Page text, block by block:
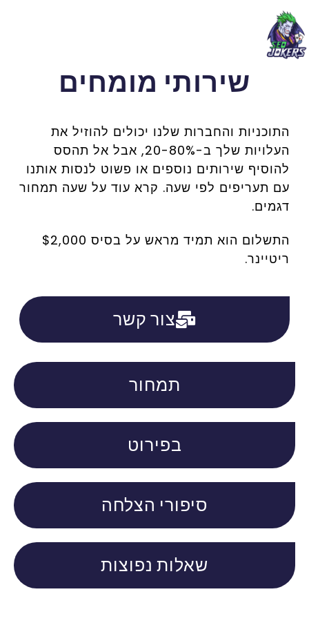
שירותי מומחים
התוכניות והחברות שלנו יכולים להוזיל את
העלויות שלך ב-20-80%, אבל אל תהסס
להוסיף שירותים נוספים או פשוט לנסות אותנו
עם תעריפים לפי שעה. קרא עוד על שעה תמחור
דגמים.
התשלום הוא תמיד מראש על בסיס $2,000
ריטיינר.
צור קשר
תמחור
בפירוט
סיפורי הצלחה
שאלות נפוצות